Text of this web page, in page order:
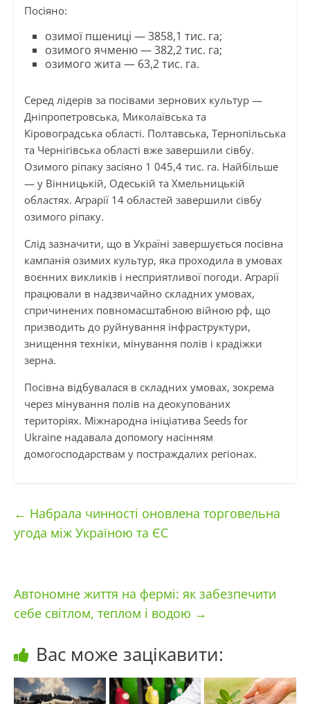
Посіяно:
озимої пшениці — 3858,1 тис. га;
озимого ячменю — 382,2 тис. га;
озимого жита — 63,2 тис. га.
Серед лідерів за посівами зернових культур —
Дніпропетровська, Миколаївська та
Кіровоградська області. Полтавська, Тернопільська
та Чернігівська області вже завершили сівбу.
Озимого ріпаку засіяно 1 045,4 тис. га. Найбільше
— у Вінницькій, Одеській та Хмельницькій
областях. Аграрії 14 областей завершили сівбу
озимого ріпаку.
Слід зазначити, що в Україні завершується посівна
кампанія озимих культур, яка проходила в умовах
воєнних викликів і несприятливої погоди. Аграрії
працювали в надзвичайно складних умовах,
спричинених повномасштабною війною рф, що
призводить до руйнування інфраструктури,
знищення техніки, мінування полів і крадіжки
зерна.
Посівна відбувалася в складних умовах, зокрема
через мінування полів на деокупованих
територіях. Міжнародна ініціатива Seeds for
Ukraine надавала допомогу насінням
домогосподарствам у постраждалих регіонах.
← Набрала чинності оновлена торговельна
угода між Україною та ЄС
Автономне життя на фермі: як забезпечити
себе світлом, теплом і водою →
Вас може зацікавити: